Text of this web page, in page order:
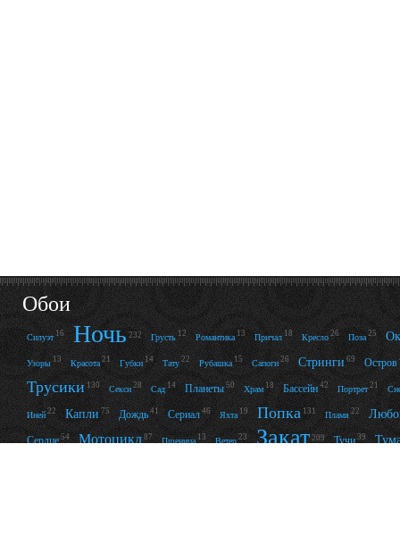
Обои
Силуэт 16 Ночь 232 Грусть 12 Романтика 13 Причал 18 Кресло 26 Поза 25
Узоры 13 Красота 21 Губки 14 Тату 22 Рубашка 15 Сапоги 26 Стринги 69 Остров
Трусики 130 Секси 28 Сад 14 Планеты 50 Храм 18 Бассейн 42 Портрет 21
Иней 22 Капли 75 Дождь 41 Сериал 46 Яхта 19 Попка 131 Пламя 22
Сердце 54 Мотоцикл 87 Пшеница 13 Ветер 23 Закат 209 Тучи 39